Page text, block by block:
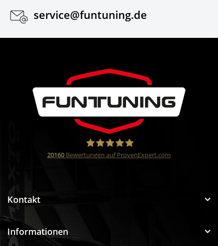
service@funtuning.de
20160 Bewertungen auf ProvenExpert.com
Kontakt
Informationen